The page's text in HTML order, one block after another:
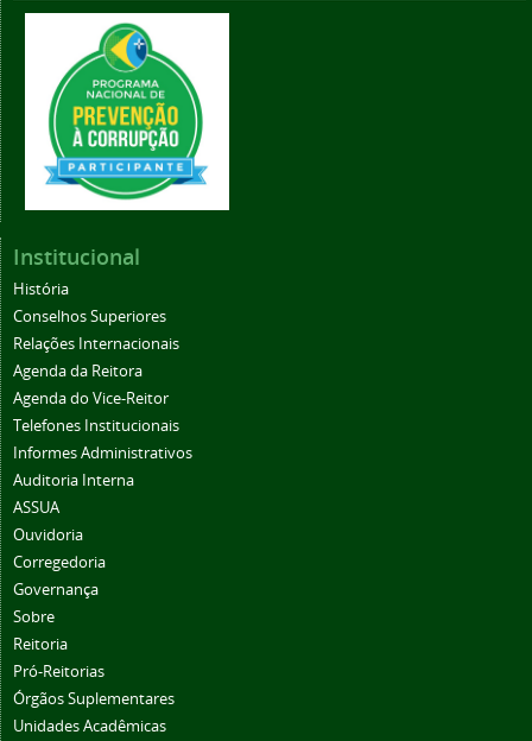
Institucional
História
Conselhos Superiores
Relações Internacionais
Agenda da Reitora
Agenda do Vice-Reitor
Telefones Institucionais
Informes Administrativos
Auditoria Interna
ASSUA
Ouvidoria
Corregedoria
Governança
Sobre
Reitoria
Pró-Reitorias
Órgãos Suplementares
Unidades Acadêmicas